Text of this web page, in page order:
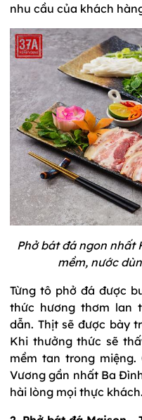
nhu cầu của khách
Phở bát đá ngon nhất
mềm, nước
Từng tô phở đá được
thức hương thơm lan
dẫn. Thịt sẽ được bày
Khi thưởng thức sẽ
mềm tan trong
Vương gần nhất Ba
hài lòng mọi thực khách.